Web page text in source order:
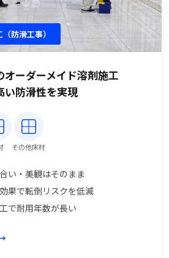
防滑工事）
オーダーメイド溶剤施工
い防滑性を実現
その他床材
い・美観はそのまま
果で転倒リスクを低減
で耐用年数が長い